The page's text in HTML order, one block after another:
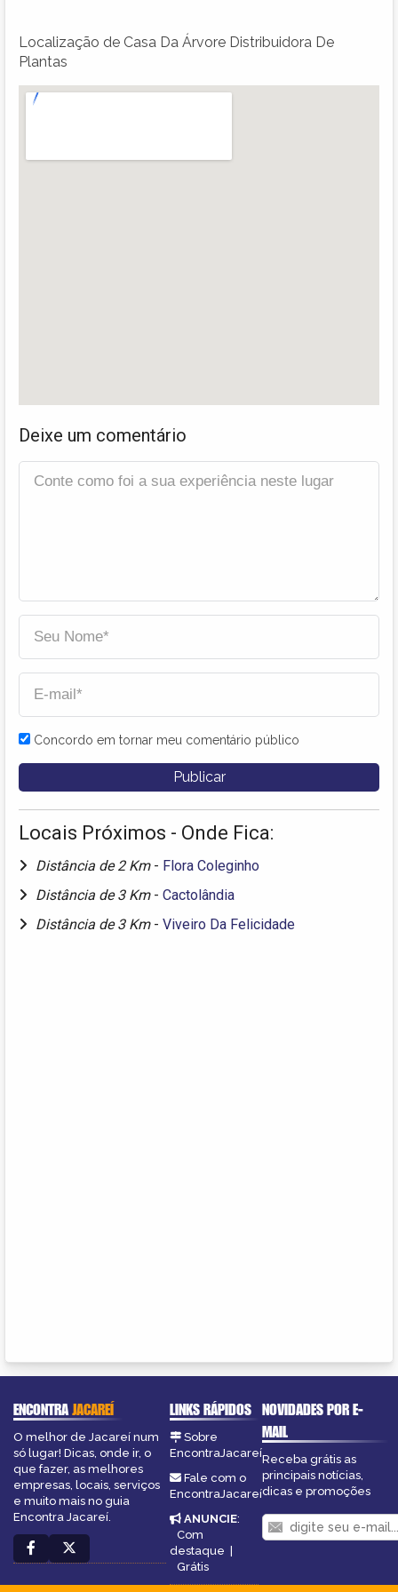
Localização de Casa Da Árvore Distribuidora De
Plantas
Deixe um comentário
Concordo em tornar meu comentário público
Locais Próximos - Onde Fica:
Distância de 2 Km - Flora Coleginho
Distância de 3 Km - Cactolândia
Distância de 3 Km - Viveiro Da Felicidade
ENCONTRAJACAREÍ
O melhor de Jacareí num
só lugar! Dicas, onde ir, o
que fazer, as melhores
empresas, locais, serviços
e muito mais no guia
Encontra Jacareí.
LINKS RÁPIDOS
Sobre
EncontraJacareí
Fale com o
EncontraJacareí
ANUNCIE:
Com
destaque
Grátis
NOVIDADES POR E-
MAIL
Receba grátis as
principais notícias,
dicas e promoções